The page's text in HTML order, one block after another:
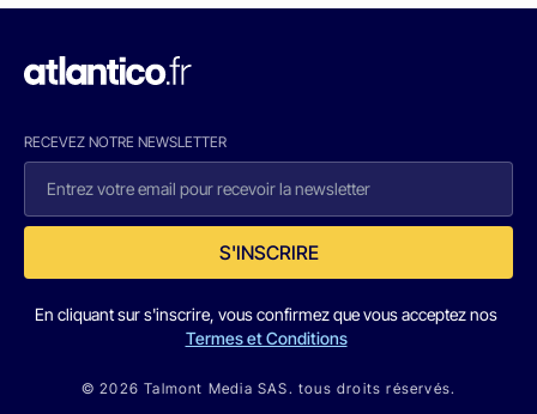
RECEVEZ NOTRE NEWSLETTER
S'INSCRIRE
En cliquant sur s'inscrire, vous confirmez que vous acceptez nos
Termes et Conditions
© 2026 Talmont Media SAS. tous droits réservés.